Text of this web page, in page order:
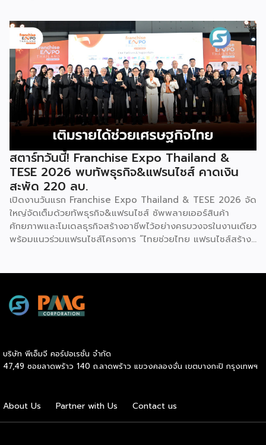
2026 ให้แก่ผู้ประกอบธุรกิจแฟรนไชส์ที่อยู่ในการส่งเสริมสนับสนุน
ของกรมฯ นายพูนพงษ์ นัยนาภากรณ์ อธิบดีกรมพัฒนาธุรกิจ
การค้า กระทรวงพาณิชย์ เปิดเผยภายหลังเป็นประธานเปิดงาน
“งานแฟรนไชส์ เอ็กซ์โป ไทยแลนด์ บาย สมาร์ท เอสเอ็มอี เอ็กซ์
โป (Franchise Expo Thailand by Smart SME Expo)” ซึ่ง
เป็นงานแสดงธุรกิจแฟรนไชส์ชั้นนำที่จัดขึ้นโดย บริษัท พีเอ็มจี
คอร์ปอเรชัน จำกัด เพื่อยกระดับศักยภาพของผู้ประกอบการและ
เจ้าของธุรกิจที่ต้องการขยายกิจการผ่านระบบแฟรนไชส์ […]
สตาร์ทวันนี้! Franchise Expo Thailand &
TESE 2026 พบทัพธุรกิจ&แฟรนไชส์ คาดเงิน
สะพัด 220 ลบ.
เปิดงานวันแรก Franchise Expo Thailand & TESE 2026 จัด
ใหญ่จัดเต็มด้วยทัพธุรกิจ&แฟรนไชส์ ซัพพลายเออร์สินค้า
ศักยภาพและโมเดลธุรกิจสร้างอาชีพไว้อย่างครบวงจรในงานเดียว
พร้อมแนวร่วมแฟรนไชส์โครงการ “ไทยช่วยไทย แฟรนไชส์สร้าง
ความรู้โดยผู้ทรงคุณวุฒิคับคั่ง และกิจกรรมเจรจาจับคู่ธุรกิจทั้งใน
และต่างประเทศ งานจัดต่อเนื่องระหว่างวันที่ 6-9 สิงหาคมนี้ ที่
ธุรกิจการค้า กระทรวงพาณิชย์ กล่าวว่า งาน ” Franchise Expo
Thailand & Thailand E-Commerce Selection Expo
บริษัท พีเอ็มจี คอร์ปอเรชั่น จำกัด
47,49 ซอยลาดพร้าว 140 ถ.ลาดพร้าว แขวงคลองจั่น เขตบางกะปิ กรุงเทพฯ
About Us Partner with Us Contact us